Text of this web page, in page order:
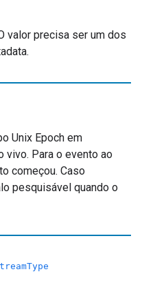
valor precisa ser um dos
Unix Epoch em
vivo. Para o evento ao
começou. Caso
pesquisável quando o